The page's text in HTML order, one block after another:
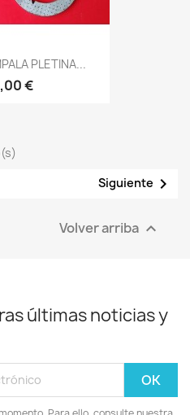
PLETINA...
€
Siguiente 
Volver arriba 
últimas noticias y